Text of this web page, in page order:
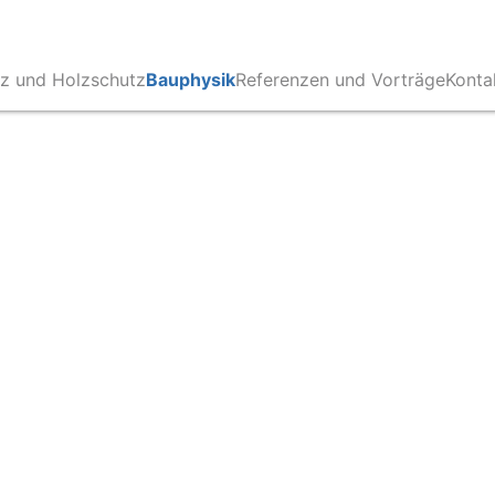
und HolzschutzBauphysikReferenzen und Vorträge